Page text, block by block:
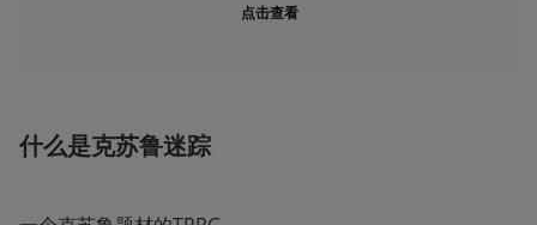
点击查看
什么是克苏鲁迷踪